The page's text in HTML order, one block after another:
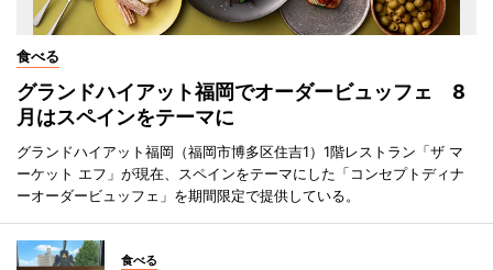
食べる
グランドハイアット福岡でオーダービュッフェ 8
月はスペインをテーマに
グランドハイアット福岡（福岡市博多区住吉1）1階レストラン「ザ マ
ーケット エフ」が現在、スペインをテーマにした「コンセプトディナ
ーオーダービュッフェ」を期間限定で提供している。
食べる